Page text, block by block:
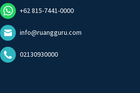
+62 815-7441-0000
info@ruangguru.com
02130930000